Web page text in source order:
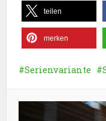
teilen
merken
Serienvariante